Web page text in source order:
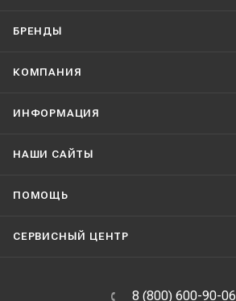
БРЕНДЫ
КОМПАНИЯ
ИНФОРМАЦИЯ
НАШИ CАЙТЫ
ПОМОЩЬ
СЕРВИСНЫЙ ЦЕНТР
8 (800) 600-90-06